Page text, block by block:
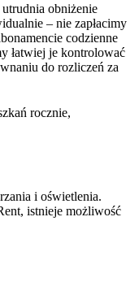
obniżenie
– nie zapłacimy
codzienne
łatwiej je kontrolować
do rozliczeń za
rocznie,
i oświetlenia.
istnieje możliwość